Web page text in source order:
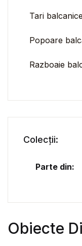
Tari balcanice
Popoare
Razboaie
Colecții:
Parte din:
Obiecte